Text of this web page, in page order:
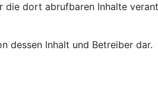
die dort abrufbaren Inhalte
dessen Inhalt und Betreiber dar.